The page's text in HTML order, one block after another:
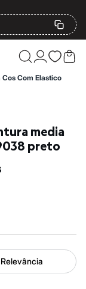
Com Elastico
preto
Relevância